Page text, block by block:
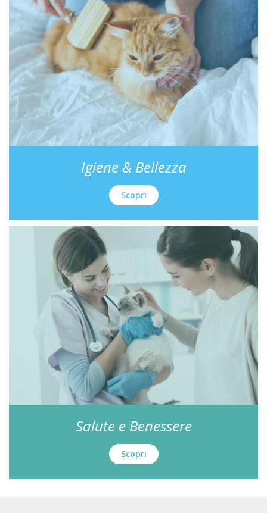
Igiene & Bellezza
Scopri
Salute e Benessere
Scopri